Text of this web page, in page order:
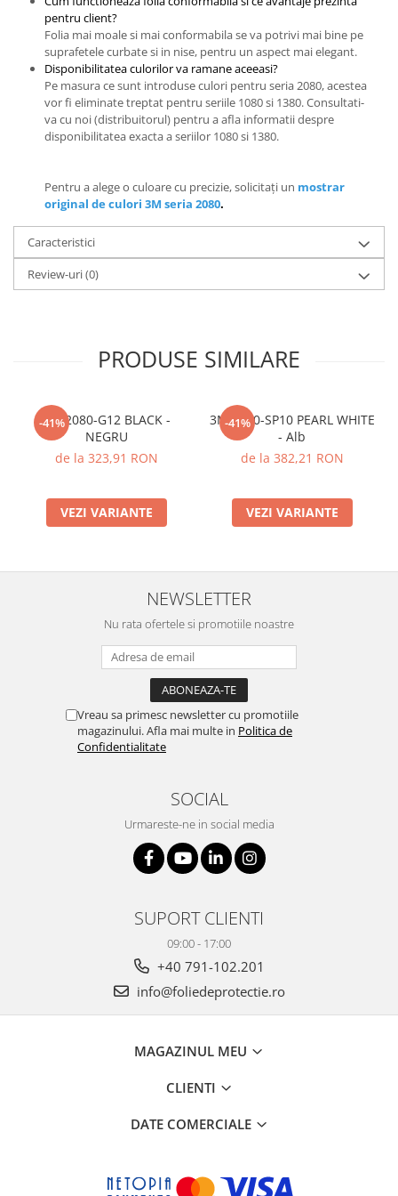
pentru client?
Folia mai moale si mai conformabila se va potrivi mai bine pe
suprafetele curbate si in nise, pentru un aspect mai elegant.
Disponibilitatea culorilor va ramane aceeasi?
Pe masura ce sunt introduse culori pentru seria 2080, acestea
vor fi eliminate treptat pentru seriile 1080 si 1380. Consultati-
va cu noi (distribuitorul) pentru a afla informatii despre
disponibilitatea exacta a seriilor 1080 si 1380.
Pentru a alege o culoare cu precizie, solicitați un mostrar
original de culori 3M seria 2080.
Caracteristici
Review-uri(0)
PRODUSE SIMILARE
-41%
3M 2080-G12 BLACK -
NEGRU
de la 323,91 RON
VEZI VARIANTE
-41%
3M 2080-SP10 PEARL WHITE
- Alb
de la 382,21 RON
VEZI VARIANTE
NEWSLETTER
Nu rata ofertele si promotiile noastre
Vreau sa primesc newsletter cu promotiile
magazinului. Afla mai multe in Politica de
Confidentialitate
SOCIAL
Urmareste-ne in social media
SUPORT CLIENTI
09:00 - 17:00
+40 791-102.201
info@foliedeprotectie.ro
MAGAZINUL MEU
CLIENTI
DATE COMERCIALE